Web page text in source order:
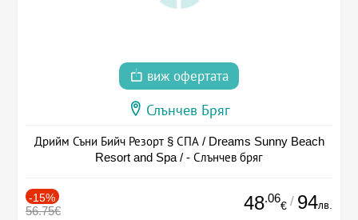
виж офертата
Слънчев Бряг
Дрийм Съни Бийч Резорт § СПА / Dreams Sunny Beach
Resort and Spa / - Слънчев бряг
-15%
56.75€ 48.06
€ / 94лв.